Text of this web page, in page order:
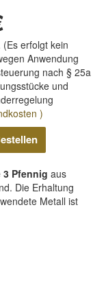
(Es erfolgt kein
Anwendung
nach § 25a
und
)
3 Pfennig aus
Die Erhaltung
Metall ist